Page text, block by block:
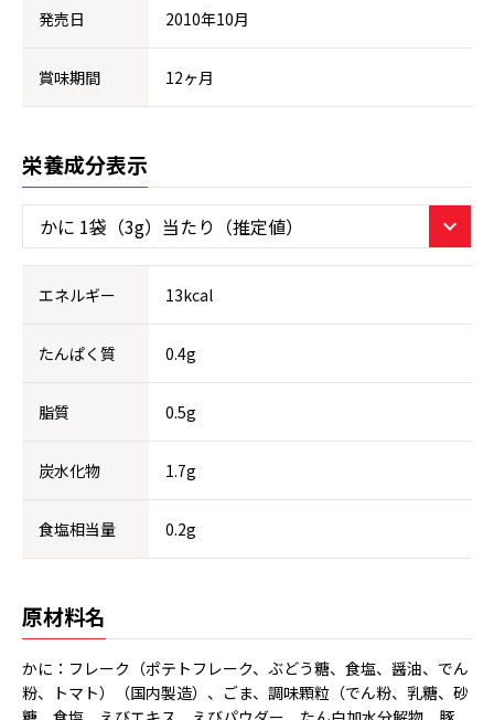
発売日 2010年10月
賞味期間 12ヶ月
栄養成分表示
エネルギー 13kcal
たんぱく質 0.4g
脂質 0.5g
炭水化物 1.7g
食塩相当量 0.2g
原材料名
かに：フレーク（ポテトフレーク、ぶどう糖、食塩、醤油、でん
粉、トマト）（国内製造）、ごま、調味顆粒（でん粉、乳糖、砂